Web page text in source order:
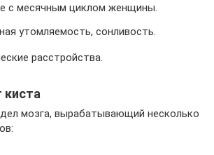
с месячным циклом женщины.
утомляемость, сонливость.
расстройства.
киста
мозга, вырабатывающий несколько